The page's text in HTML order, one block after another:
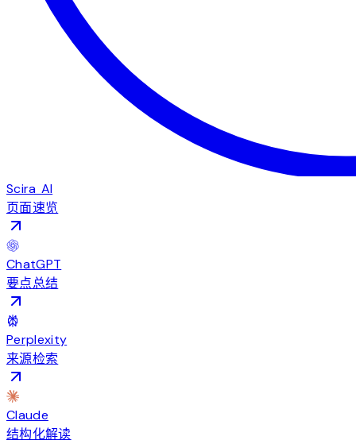
Scira AI
页面速览
ChatGPT
要点总结
Perplexity
来源检索
Claude
结构化解读